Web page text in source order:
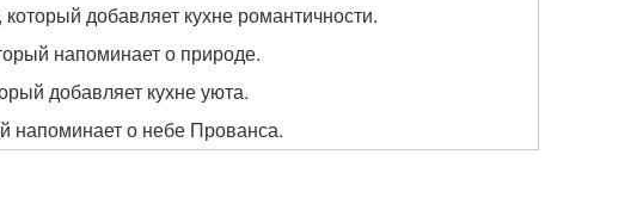
добавляет кухне романтичности.
напоминает о природе.
добавляет кухне уюта.
напоминает о небе Прованса.